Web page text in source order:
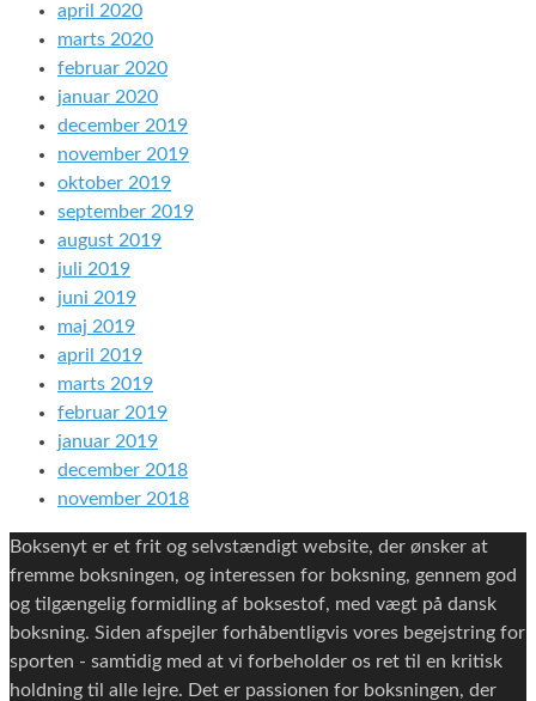
april 2020
marts 2020
februar 2020
januar 2020
december 2019
november 2019
oktober 2019
september 2019
august 2019
juli 2019
juni 2019
maj 2019
april 2019
marts 2019
februar 2019
januar 2019
december 2018
november 2018
Boksenyt er et frit og selvstændigt website, der ønsker at
fremme boksningen, og interessen for boksning, gennem god
og tilgængelig formidling af boksestof, med vægt på dansk
boksning. Siden afspejler forhåbentligvis vores begejstring for
sporten - samtidig med at vi forbeholder os ret til en kritisk
holdning til alle lejre. Det er passionen for boksningen, der